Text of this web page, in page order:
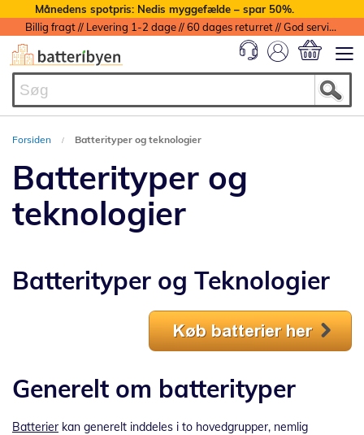
Månedens spotpris: Nedis myggefælde – spar 50%.
Billig fragt // Levering 1-2 dage // 60 dages returret // God service med garanti
Forsiden Batterityper og teknologier
Batterityper og
teknologier
Batterityper og Teknologier
Generelt om batterityper
Batterier kan generelt inddeles i to hovedgrupper, nemlig